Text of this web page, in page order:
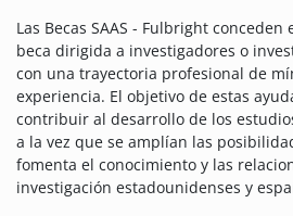
Las Becas SAAS - Fulbright
beca dirigida a investigadores o
con una trayectoria profesional de
experiencia. El objetivo de estas
contribuir al desarrollo de los
a la vez que se amplían las
fomenta el conocimiento y las
investigación estadounidenses y